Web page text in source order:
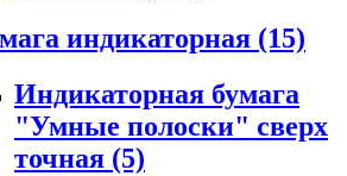
индикаторная (15)
Индикаторная бумага
"Умные полоски" сверх
точная (5)